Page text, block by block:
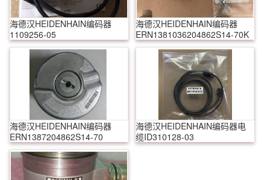
海德汉HEIDENHAIN编码器
1109256-05
海德汉HEIDENHAIN编码器
ERN1381036204862S14-70K
海德汉HEIDENHAIN编码器
ERN1387204862S14-70
海德汉HEIDENHAIN编码器电
缆ID310128-03